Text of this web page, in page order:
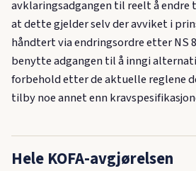
avklaringsadgangen til reelt å
at dette gjelder selv der avviket i
håndtert via endringsordre etter NS
benytte adgangen til å inngi
forbehold etter de aktuelle reglene
tilby noe annet enn
Hele KOFA-avgjørelsen